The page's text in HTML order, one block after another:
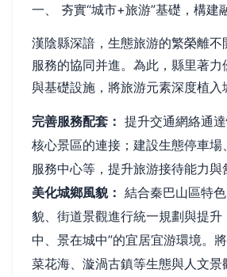
一、 夯實“城市+旅游”基礎，構建
漢陰縣深諳，生態旅游的繁榮離
服務的協同并進。為此，縣里著
與基礎設施，將旅游元素深度植入
完善服務配套： 提升交通網絡通
核心景區的連接；建設生態停車場
服務中心等，提升旅游接待能力與
美化城鄉風貌： 結合秦巴山區特
貌、街道景觀進行統一規劃與提升
中、景在城中”的宜居宜游環境。
菜花海、漩渦古鎮等生態與人文景